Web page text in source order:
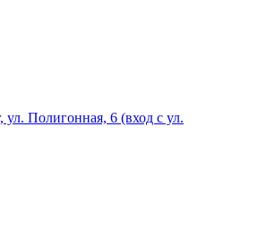
ул. Полигонная, 6 (вход с ул.